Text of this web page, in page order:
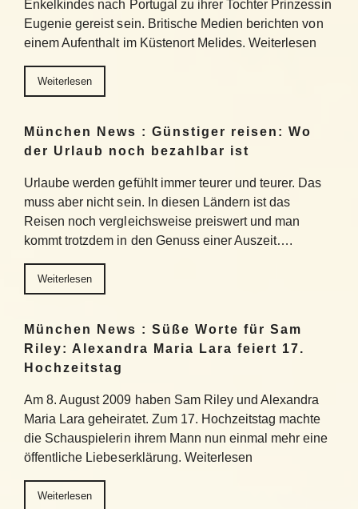
Enkelkindes nach Portugal zu ihrer Tochter Prinzessin
Eugenie gereist sein. Britische Medien berichten von
einem Aufenthalt im Küstenort Melides. Weiterlesen
Weiterlesen
München News : Günstiger reisen: Wo
der Urlaub noch bezahlbar ist
Urlaube werden gefühlt immer teurer und teurer. Das
muss aber nicht sein. In diesen Ländern ist das
Reisen noch vergleichsweise preiswert und man
kommt trotzdem in den Genuss einer Auszeit….
Weiterlesen
München News : Süße Worte für Sam
Riley: Alexandra Maria Lara feiert 17.
Hochzeitstag
Am 8. August 2009 haben Sam Riley und Alexandra
Maria Lara geheiratet. Zum 17. Hochzeitstag machte
die Schauspielerin ihrem Mann nun einmal mehr eine
öffentliche Liebeserklärung. Weiterlesen
Weiterlesen